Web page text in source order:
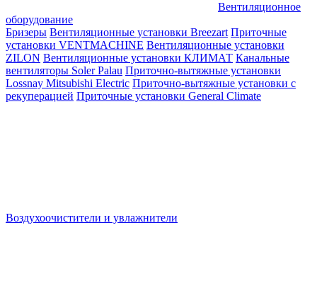
Вентиляционное
оборудование
Бризеры Вентиляционные установки Breezart Приточные
установки VENTMACHINE Вентиляционные установки
ZILON Вентиляционные установки КЛИМАТ Канальные
вентиляторы Soler Palau Приточно-вытяжные установки
Lossnay Mitsubishi Electric Приточно-вытяжные установки с
рекуперацией Приточные установки General Climate
Воздухоочистители и увлажнители